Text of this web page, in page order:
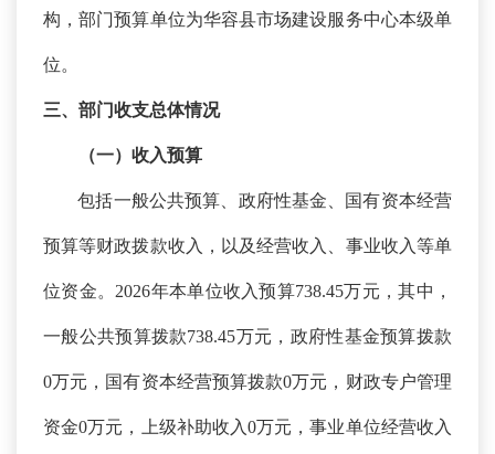
构，部门预算单位为华容县市场建设服务中心本级单
位。
三、部门收支总体情况
（一）收入预算
包括一般公共预算、政府性基金、国有资本经营
预算等财政拨款收入，以及经营收入、事业收入等单
位资金。 2026年本单位收入预算738.45万元，其中，
一般公共预算拨款738.45万元，政府性基金预算拨款
0万元，国有资本经营预算拨款0万元，财政专户管理
资金0万元，上级补助收入0万元，事业单位经营收入